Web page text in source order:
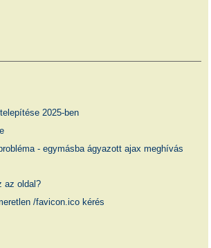
2025-ben
- egymásba ágyazott ajax meghívás
az oldal?
/favicon.ico kérés